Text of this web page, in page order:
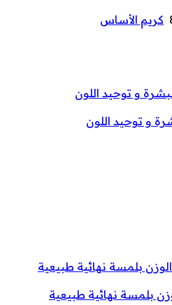
كريم الأساس
و توحيد اللون
بلمسة نهائية طبيعية